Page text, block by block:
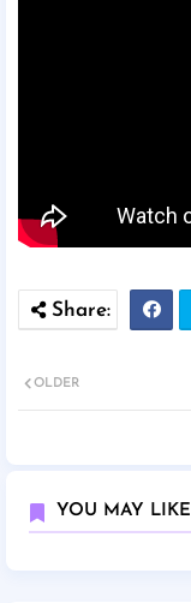
OLDER
YOU MAY LIKE